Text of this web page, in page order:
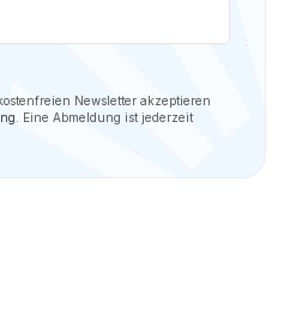
Newsletter akzeptieren
. Eine Abmeldung ist jederzeit